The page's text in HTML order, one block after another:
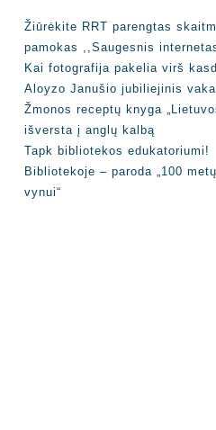
Žiūrėkite RRT parengtas
pamokas ,,Saugesnis
Kai fotografija pakelia virš
Aloyzo Janušio jubiliejinis
Žmonos receptų knyga
išversta į anglų kalbą
Tapk bibliotekos edukatoriumi!
Bibliotekoje – paroda „100
vynui“